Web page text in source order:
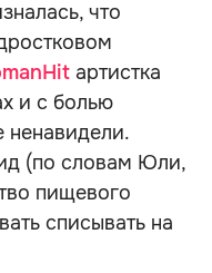
что
артистка
и с болью
ненавидели.
(по словам Юли,
пищевого
списывать на